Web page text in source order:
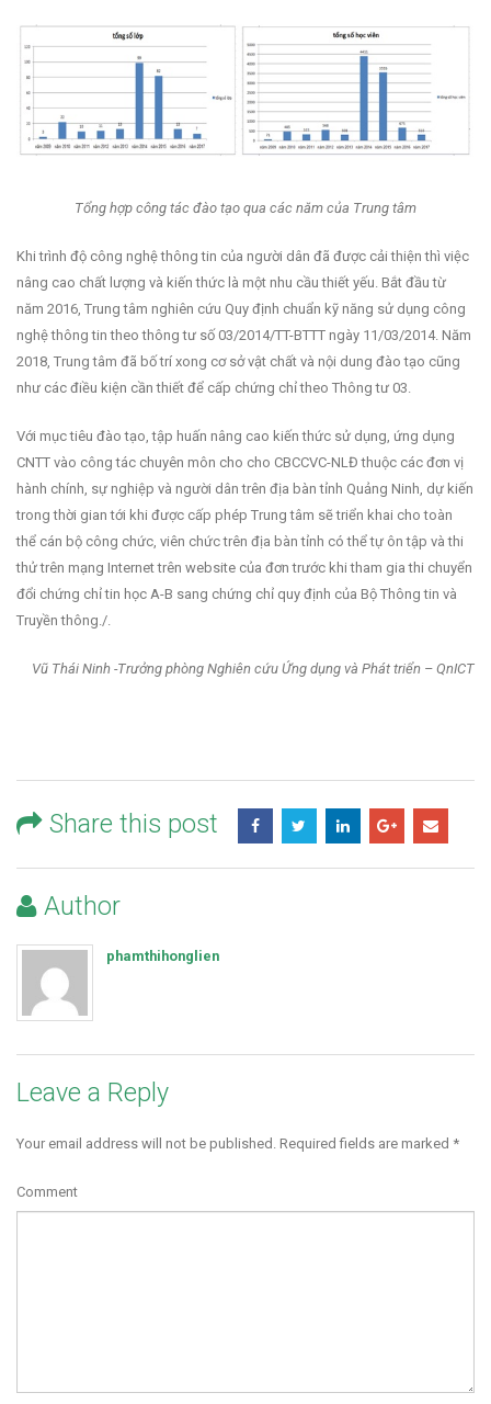
Tổng hợp công tác đào tạo qua các năm của Trung tâm
Khi trình độ công nghệ thông tin của người dân đã được cải thiện thì việc
nâng cao chất lượng và kiến thức là một nhu cầu thiết yếu. Bắt đầu từ
năm 2016, Trung tâm nghiên cứu Quy định chuẩn kỹ năng sử dụng công
nghệ thông tin theo thông tư số 03/2014/TT-BTTT ngày 11/03/2014. Năm
2018, Trung tâm đã bố trí xong cơ sở vật chất và nội dung đào tạo cũng
như các điều kiện cần thiết để cấp chứng chỉ theo Thông tư 03.
Với mục tiêu đào tạo, tập huấn nâng cao kiến thức sử dụng, ứng dụng
CNTT vào công tác chuyên môn cho cho CBCCVC-NLĐ thuộc các đơn vị
hành chính, sự nghiệp và người dân trên địa bàn tỉnh Quảng Ninh, dự kiến
trong thời gian tới khi được cấp phép Trung tâm sẽ triển khai cho toàn
thể cán bộ công chức, viên chức trên địa bàn tỉnh có thể tự ôn tập và thi
thử trên mạng Internet trên website của đơn trước khi tham gia thi chuyển
đổi chứng chỉ tin học A-B sang chứng chỉ quy định của Bộ Thông tin và
Truyền thông./.
Vũ Thái Ninh -Trưởng phòng Nghiên cứu Ứng dụng và Phát triển – QnICT
Share this post
Author
phamthihonglien
Leave a Reply
Your email address will not be published. Required fields are marked *
Comment